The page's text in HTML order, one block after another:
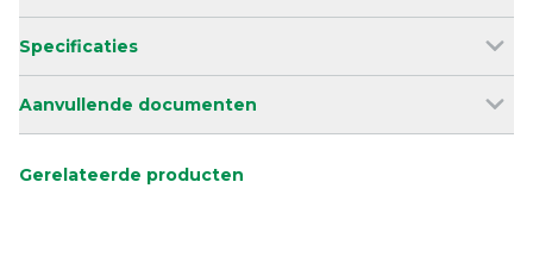
Specificaties
Aanvullende documenten
Gerelateerde producten